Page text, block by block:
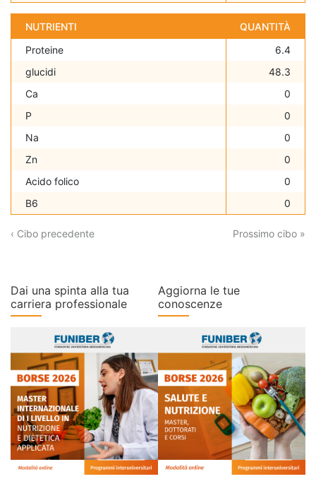
NUTRIENTI
QUANTITÀ
Proteine
6.4
glucidi
48.3
Ca
0
P
0
Na
0
Zn
0
Acido folico
0
B6
0
‹ Cibo precedente Prossimo cibo »
Dai una spinta alla tua
carriera professionale
Aggiorna le tue
conoscenze